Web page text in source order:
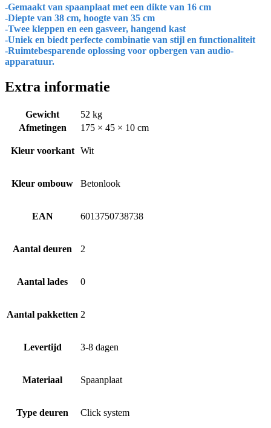
-Gemaakt van spaanplaat met een dikte van 16 cm
-Diepte van 38 cm, hoogte van 35 cm
-Twee kleppen en een gasveer, hangend kast
-Uniek en biedt perfecte combinatie van stijl en functionaliteit
-Ruimtebesparende oplossing voor opbergen van audio-
apparatuur.
Extra informatie
Gewicht
52 kg
Afmetingen
175 × 45 × 10 cm
Kleur voorkant Wit
Kleur ombouw Betonlook
EAN 6013750738738
Aantal deuren 2
Aantal lades 0
Aantal pakketten 2
Levertijd 3-8 dagen
Materiaal Spaanplaat
Type deuren Click system